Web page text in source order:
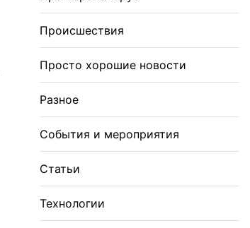
Происшествия
Просто хорошие новости
Разное
События и мероприятия
Статьи
Технологии